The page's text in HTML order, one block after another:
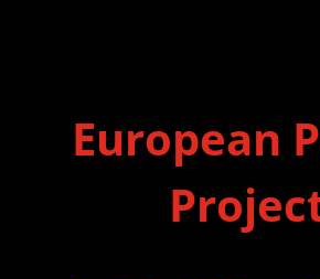
European